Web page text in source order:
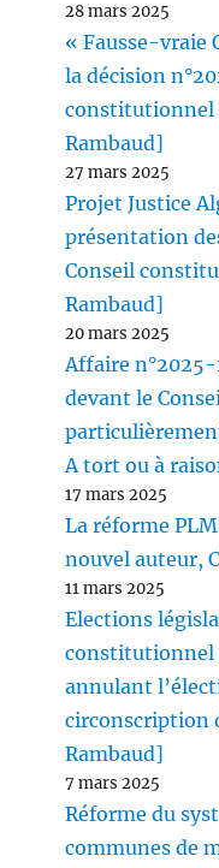
28 mars 2025
« Fausse-vraie
la décision
constitutionnel
Rambaud]
27 mars 2025
Projet Justice
présentation
Conseil
Rambaud]
20 mars 2025
Affaire n°2025-
devant le
A tort ou à
17 mars 2025
La réforme
nouvel auteur,
11 mars 2025
Elections
constitutionnel
annulant
circonscription
Rambaud]
7 mars 2025
Réforme du
communes de